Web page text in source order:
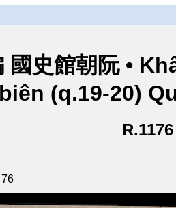
國史館朝阮 •
biên (q.19-20)